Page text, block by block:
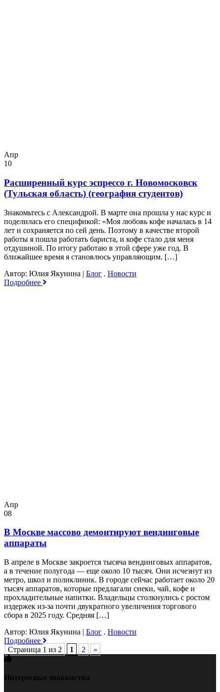
Апр
10
Расширенный курс эспрессо г. Новомосковск
(Тульская область) (география студентов)
Знакомьтесь с Александрой. В марте она прошла у нас курс и
поделилась его спецификой: «Моя любовь кофе началась в 14
лет и сохраняется по сей день. Поэтому в качестве второй
работы я пошла работать бариста, и кофе стало для меня
отдушиной. По итогу работаю в этой сфере уже год. В
ближайшее время я становлюсь управляющим. […]
Автор: Юлия Якунина | Блог . Новости
Подробнее
Апр
08
В Москве массово демонтируют вендинговые
аппараты
В апреле в Москве закроется тысяча вендинговых аппаратов,
а в течение полугода — еще около 10 тысяч. Они исчезнут из
метро, школ и поликлиник. В городе сейчас работает около 20
тысяч аппаратов, которые предлагали снеки, чай, кофе и
прохладительные напитки. Владельцы столкнулись с ростом
издержек из-за почти двукратного увеличения торгового
сбора в 2025 году. Средняя […]
Автор: Юлия Якунина | Блог . Новости
Подробнее
Страница 1 из 2
1 2 »
Интересные знакомства